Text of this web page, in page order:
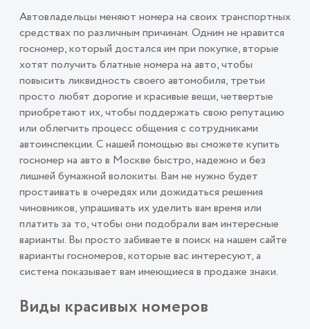
Автовладельцы меняют номера на своих транспортных
средствах по различным причинам. Одним не нравится
госномер, который достался им при покупке, вторые
хотят получить блатные номера на авто, чтобы
повысить ликвидность своего автомобиля, третьи
просто любят дорогие и красивые вещи, четвертые
приобретают их, чтобы поддержать свою репутацию
или облегчить процесс общения с сотрудниками
автоинспекции. С нашей помощью вы сможете купить
госномер на авто в Москве быстро, надежно и без
лишней бумажной волокиты. Вам не нужно будет
простаивать в очередях или дожидаться решения
чиновников, упрашивать их уделить вам время или
платить за то, чтобы они подобрали вам интересные
варианты. Вы просто забиваете в поиск на нашем сайте
варианты госномеров, которые вас интересуют, а
система показывает вам имеющиеся в продаже знаки.
Виды красивых номеров